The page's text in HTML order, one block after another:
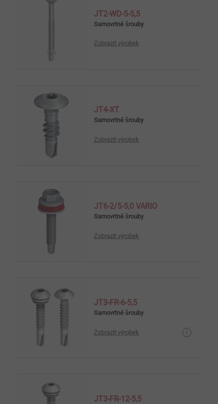
JT2-WD-5-5,5
Samovrtné šrouby
Zobrazit výrobek
JT4-XT
Samovrtné šrouby
Zobrazit výrobek
JT6-2/5-5,0 VARIO
Samovrtné šrouby
Zobrazit výrobek
JT3-FR-6-5,5
Samovrtné šrouby
Zobrazit výrobek
JT3-FR-12-5,5